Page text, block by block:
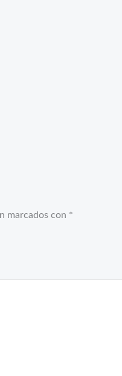
marcados con *